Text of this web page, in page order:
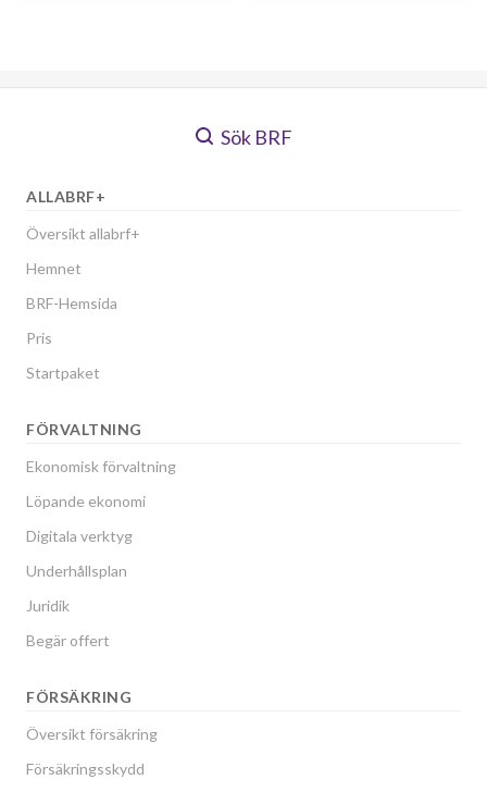
Sök BRF
ALLABRF+
Översikt allabrf+
Hemnet
BRF-Hemsida
Pris
Startpaket
FÖRVALTNING
Ekonomisk förvaltning
Löpande ekonomi
Digitala verktyg
Underhållsplan
Juridik
Begär offert
FÖRSÄKRING
Översikt försäkring
Försäkringsskydd